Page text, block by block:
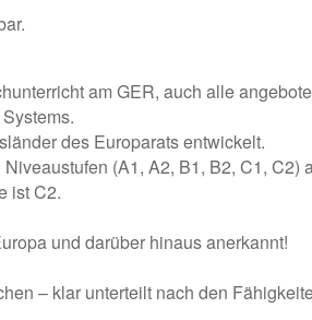
am GER, auch alle
des Europarats entwickelt.
(A1, A2, B1, B2, C1, C2)
ist C2.
und darüber hinaus anerkannt!
– klar unterteilt nach den